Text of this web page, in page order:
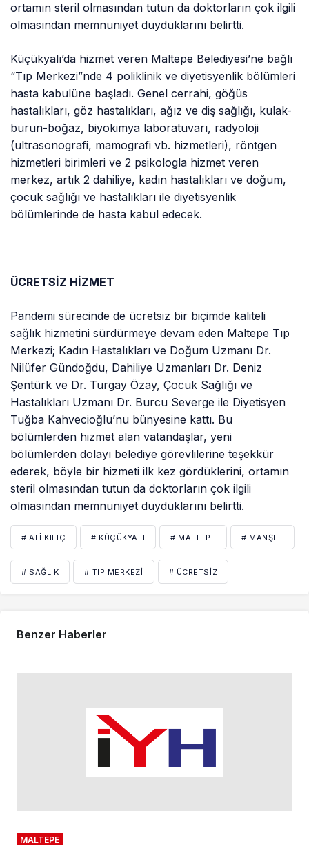
ortamın steril olmasından tutun da doktorların çok ilgili
olmasından memnuniyet duyduklarını belirtti.
Küçükyalı’da hizmet veren Maltepe Belediyesi’ne bağlı
“Tıp Merkezi”nde 4 poliklinik ve diyetisyenlik bölümleri
hasta kabulüne başladı. Genel cerrahi, göğüs
hastalıkları, göz hastalıkları, ağız ve diş sağlığı, kulak-
burun-boğaz, biyokimya laboratuvarı, radyoloji
(ultrasonografi, mamografi vb. hizmetleri), röntgen
hizmetleri birimleri ve 2 psikologla hizmet veren
merkez, artık 2 dahiliye, kadın hastalıkları ve doğum,
çocuk sağlığı ve hastalıkları ile diyetisyenlik
bölümlerinde de hasta kabul edecek.
ÜCRETSİZ HİZMET
Pandemi sürecinde de ücretsiz bir biçimde kaliteli
sağlık hizmetini sürdürmeye devam eden Maltepe Tıp
Merkezi; Kadın Hastalıkları ve Doğum Uzmanı Dr.
Nilüfer Gündoğdu, Dahiliye Uzmanları Dr. Deniz
Şentürk ve Dr. Turgay Özay, Çocuk Sağlığı ve
Hastalıkları Uzmanı Dr. Burcu Severge ile Diyetisyen
Tuğba Kahvecioğlu’nu bünyesine kattı. Bu
bölümlerden hizmet alan vatandaşlar, yeni
bölümlerden dolayı belediye görevlilerine teşekkür
ederek, böyle bir hizmeti ilk kez gördüklerini, ortamın
steril olmasından tutun da doktorların çok ilgili
olmasından memnuniyet duyduklarını belirtti.
# ALI KILIÇ # KÜÇÜKYALI # MALTEPE # MANŞET
# SAĞLIK # TIP MERKEZI # ÜCRETSIZ
Benzer Haberler
MALTEPE